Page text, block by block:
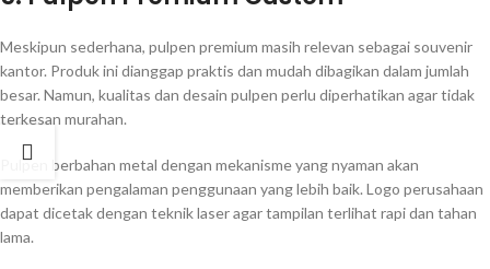
Meskipun sederhana, pulpen premium masih relevan sebagai souvenir
kantor. Produk ini dianggap praktis dan mudah dibagikan dalam jumlah
besar. Namun, kualitas dan desain pulpen perlu diperhatikan agar tidak
terkesan murahan.
Pulpen berbahan metal dengan mekanisme yang nyaman akan
memberikan pengalaman penggunaan yang lebih baik. Logo perusahaan
dapat dicetak dengan teknik laser agar tampilan terlihat rapi dan tahan
lama.